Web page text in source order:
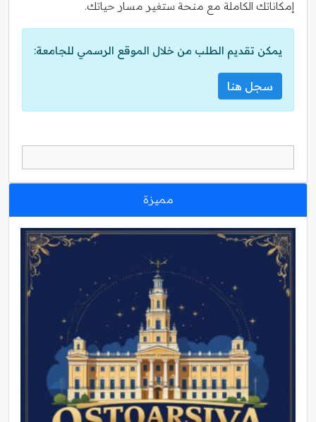
إمكاناتك الكاملة مع منحة ستغير مسار حياتك.
يمكن تقديم الطلب من خلال الموقع الرسمي للجامعة:
سجل هنا
مميزة